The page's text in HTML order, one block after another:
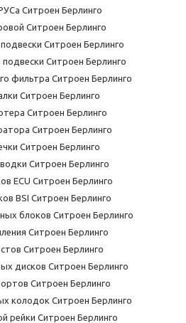
Ситроен Берлинго
Ситроен Берлинго
Ситроен Берлинго
Ситроен Берлинго
фильтра Ситроен Берлинго
Ситроен Берлинго
Ситроен Берлинго
Ситроен Берлинго
Ситроен Берлинго
Ситроен Берлинго
ECU Ситроен Берлинго
BSI Ситроен Берлинго
блоков Ситроен Берлинго
Ситроен Берлинго
Ситроен Берлинго
дисков Ситроен Берлинго
Ситроен Берлинго
колодок Ситроен Берлинго
рейки Ситроен Берлинго